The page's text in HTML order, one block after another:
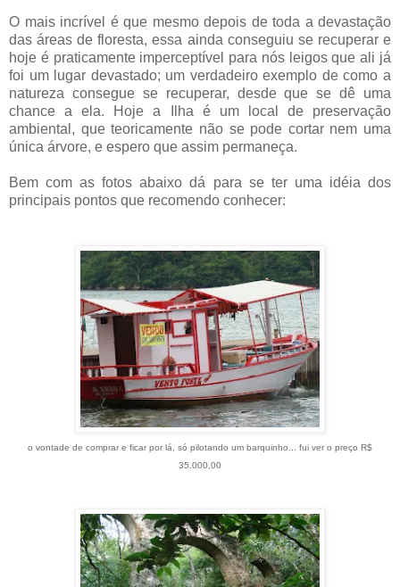
O mais incrível é que mesmo depois de toda a devastação
das áreas de floresta, essa ainda conseguiu se recuperar e
hoje é praticamente imperceptível para nós leigos que ali já
foi um lugar devastado; um verdadeiro exemplo de como a
natureza consegue se recuperar, desde que se dê uma
chance a ela. Hoje a Ilha é um local de preservação
ambiental, que teoricamente não se pode cortar nem uma
única árvore, e espero que assim permaneça.
Bem com as fotos abaixo dá para se ter uma idéia dos
principais pontos que recomendo conhecer:
o vontade de comprar e ficar por lá, só pilotando um barquinho... fui ver o preço R$
35.000,00